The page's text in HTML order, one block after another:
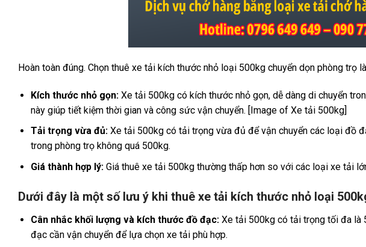
Hoàn toàn đúng. Chọn thuê xe tải kích thước nhỏ loại 500kg chuyển dọn phòng trọ
Kích thước nhỏ gọn:Xe tải 500kg có kích thước nhỏ gọn, dễ dàng di chuyển
này giúp tiết kiệm thời gian và công sức vận chuyển. [Image of Xe tải 500kg]
Tải trọng vừa đủ:Xe tải 500kg có tải trọng vừa đủ để vận chuyển các loại đồ
trong phòng trọ không quá 500kg.
Giá thành hợp lý:Giá thuê xe tải 500kg thường thấp hơn so với các loại xe tải
Dưới đây là một số lưu ý khi thuê xe tải kích thước nhỏ loại
Cân nhắc khối lượng và kích thước đồ đạc:Xe tải 500kg có tải trọng tối đa là
đạc cần vận chuyển để lựa chọn xe tải phù hợp.